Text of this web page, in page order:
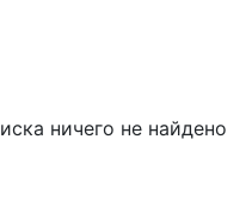
ничего не найдено